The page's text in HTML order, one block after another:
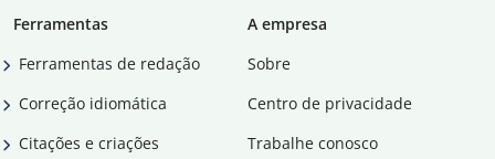
Ferramentas
Ferramentas de redação
Correção idiomática
Citações e criações
A empresa
Sobre
Centro de privacidade
Trabalhe conosco